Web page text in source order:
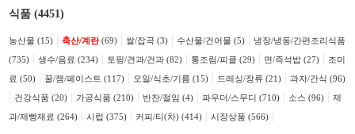
식품 (4451)
농산물 (15) | 축산/계란(69) | 쌀/잡곡 (3) | 수산물/건어물 (5) | 냉장/냉동/간편조리식품
(735) | 생수/음료 (234) | 토핑/견과/건과 (82) | 통조림/피클 (29) | 면/즉석밥 (27) | 조미
료 (50) | 꿀/잼/페이스트 (117) | 오일/식초/기름 (15) | 드레싱/장류 (21) | 과자/간식 (96)
| 건강식품 (20) | 가공식품 (210) | 반찬/절임 (4) | 파우더/스무디 (710) | 소스 (96) | 제
과/제빵재료 (264) | 시럽 (375) | 커피/티(차) (414) | 시장상품 (566) |